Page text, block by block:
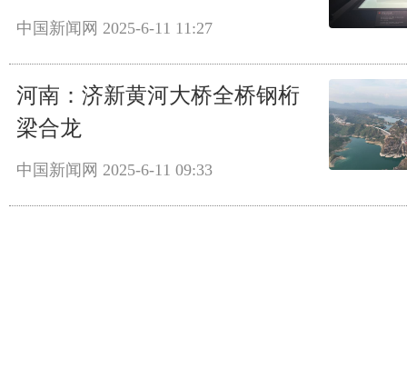
中国新闻网 2025-6-11 11:27
河南：济新黄河大桥全桥钢桁
梁合龙
中国新闻网 2025-6-11 09:33